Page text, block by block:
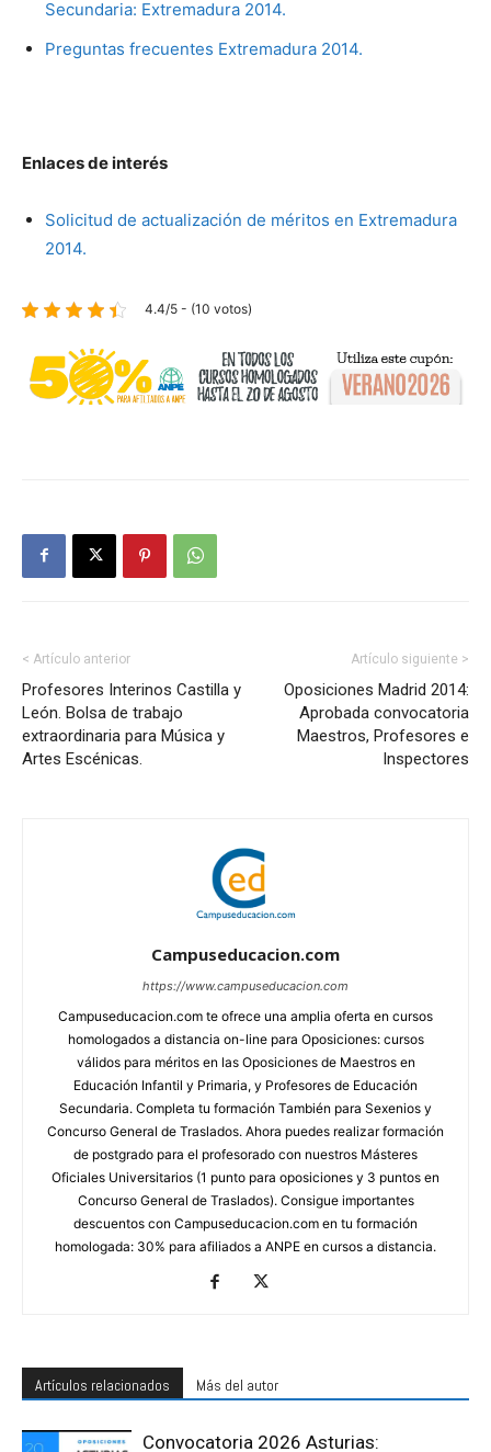
Secundaria: Extremadura 2014.
Preguntas frecuentes Extremadura 2014.
Enlaces de interés
Solicitud de actualización de méritos en Extremadura
2014.
4.4/5 - (10 votos)
< Artículo anterior
Profesores Interinos Castilla y
León. Bolsa de trabajo
extraordinaria para Música y
Artes Escénicas.
Artículo siguiente >
Oposiciones Madrid 2014:
Aprobada convocatoria
Maestros, Profesores e
Inspectores
Campuseducacion.com
https://www.campuseducacion.com
Campuseducacion.com te ofrece una amplia oferta en cursos
homologados a distancia on-line para Oposiciones: cursos
válidos para méritos en las Oposiciones de Maestros en
Educación Infantil y Primaria, y Profesores de Educación
Secundaria. Completa tu formación También para Sexenios y
Concurso General de Traslados. Ahora puedes realizar formación
de postgrado para el profesorado con nuestros Másteres
Oficiales Universitarios (1 punto para oposiciones y 3 puntos en
Concurso General de Traslados). Consigue importantes
descuentos con Campuseducacion.com en tu formación
homologada: 30% para afiliados a ANPE en cursos a distancia.
Artículos relacionados Más del autor
Convocatoria 2026 Asturias: